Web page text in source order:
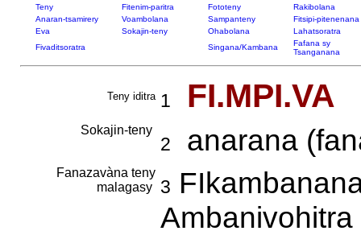
Teny Fitenim-paritra Fototeny
Rakibolana
Anaran-tsamirery
Voambolana Sampanteny
Fitsipi-pitenenana
Eva
Sokajin-teny Ohabolana
Lahatsoratra
Fivaditsoratra
Singana/Kambana
Fafana sy
Tsanganana
Teny iditra 1 FI.MPI.VA
Sokajin-teny
2 anarana
Fanazavàna teny
malagasy
3
Ambanivohitra